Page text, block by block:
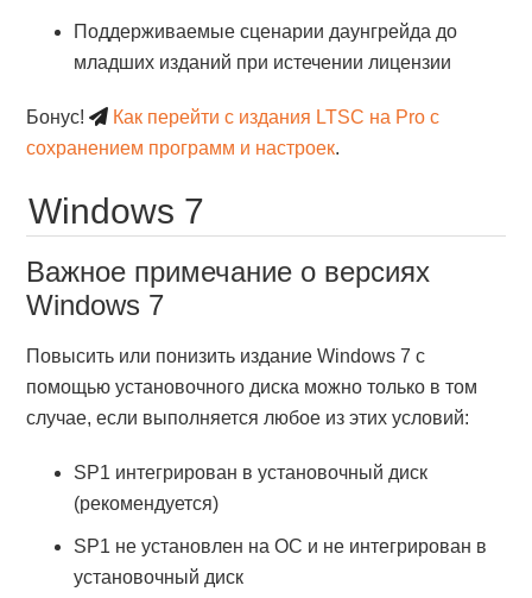
Поддерживаемые сценарии даунгрейда до
младших изданий при истечении лицензии
Бонус!
Как перейти с издания LTSC на Pro с
сохранением программ и настроек.
Windows 7
Важное примечание о версиях
Windows 7
Повысить или понизить издание Windows 7 с
помощью установочного диска можно только в том
случае, если выполняется любое из этих условий:
SP1 интегрирован в установочный диск
(рекомендуется)
SP1 не установлен на ОС и не интегрирован в
установочный диск